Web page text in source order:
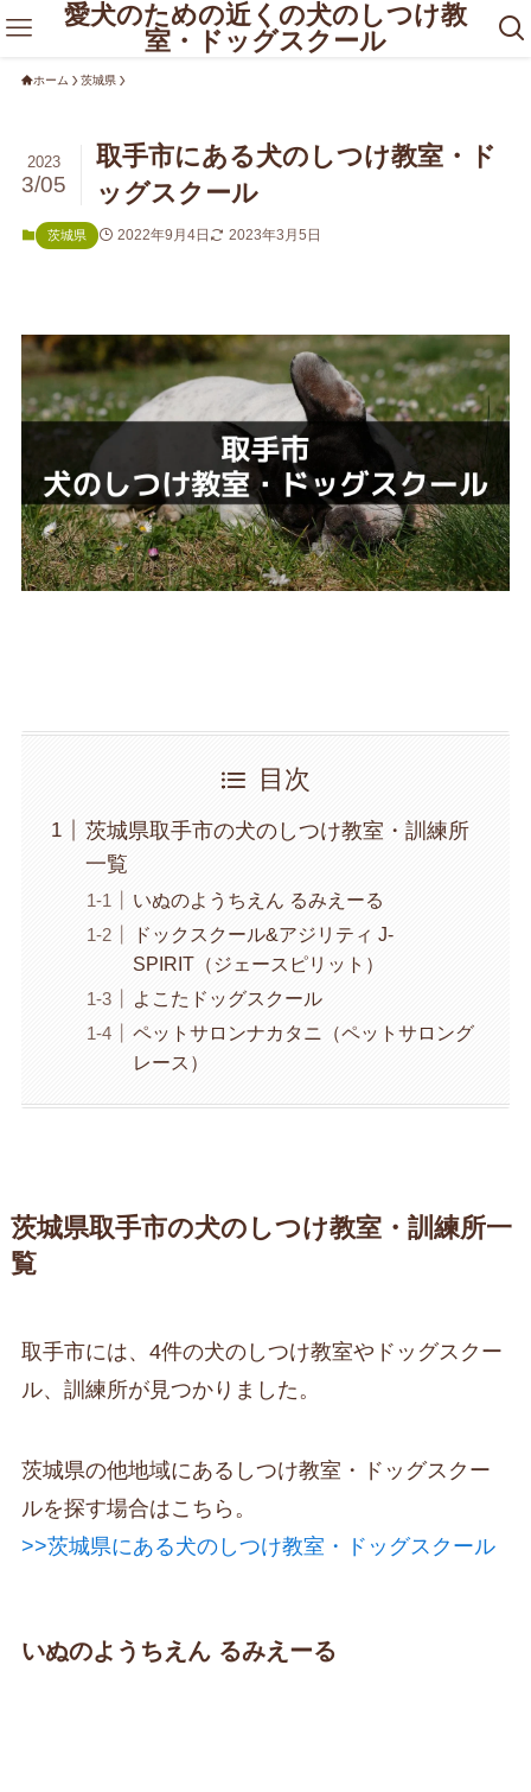
愛犬のための近くの犬のしつけ教
室・ドッグスクール
ホーム 茨城県
取手市にある犬のしつけ教室・ド
ッグスクール
2023
3/05
茨城県 2022年9月4日 2023年3月5日
目次
茨城県取手市の犬のしつけ教室・訓練所
一覧
いぬのようちえん るみえーる
ドックスクール&アジリティ J-
SPIRIT（ジェースピリット）
よこたドッグスクール
ペットサロンナカタニ（ペットサロング
レース）
茨城県取手市の犬のしつけ教室・訓練所一
覧
取手市には、4件の犬のしつけ教室やドッグスクー
ル、訓練所が見つかりました。
茨城県の他地域にあるしつけ教室・ドッグスクー
ルを探す場合はこちら。
>>茨城県にある犬のしつけ教室・ドッグスクール
いぬのようちえん るみえーる